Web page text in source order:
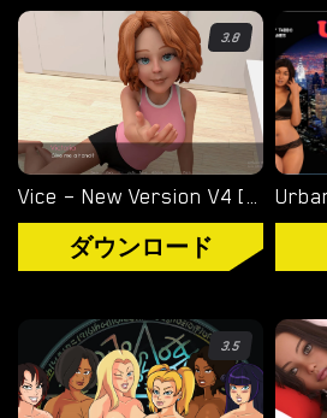
3.8
Vice – New Version V4 [Storyteller97]
ダウンロード
3.5